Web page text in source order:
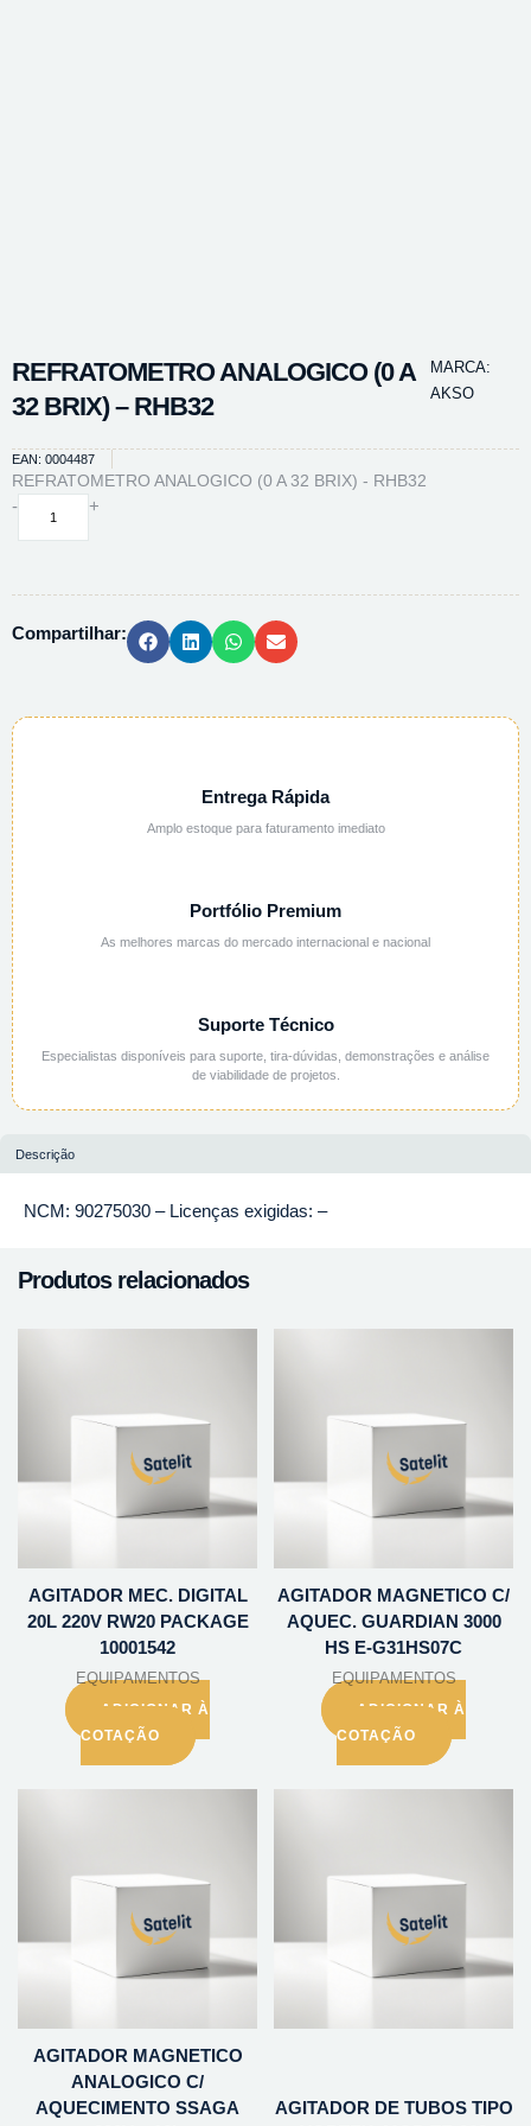
REFRATOMETRO ANALOGICO (0 A
32 BRIX) – RHB32
MARCA:
AKSO
EAN: 0004487
REFRATOMETRO ANALOGICO (0 A 32 BRIX) - RHB32
-
REFRATOMETRO
BRIX)
quantidade
+
Compartilhar:
Entrega Rápida
Amplo estoque para faturamento imediato
Portfólio Premium
As melhores marcas do mercado internacional e nacional
Suporte Técnico
Especialistas disponíveis para suporte, tira-dúvidas, demonstrações e análise
de viabilidade de projetos.
Descrição
NCM: 90275030 – Licenças exigidas: –
Produtos relacionados
AGITADOR MEC. DIGITAL
20L 220V RW20 PACKAGE
10001542
EQUIPAMENTOS
ADICIONAR À
COTAÇÃO
AGITADOR MAGNETICO C/
AQUEC. GUARDIAN 3000
HS E-G31HS07C
EQUIPAMENTOS
ADICIONAR À
COTAÇÃO
AGITADOR MAGNETICO
ANALOGICO C/
AQUECIMENTO SSAGA
AGITADOR DE TUBOS TIPO